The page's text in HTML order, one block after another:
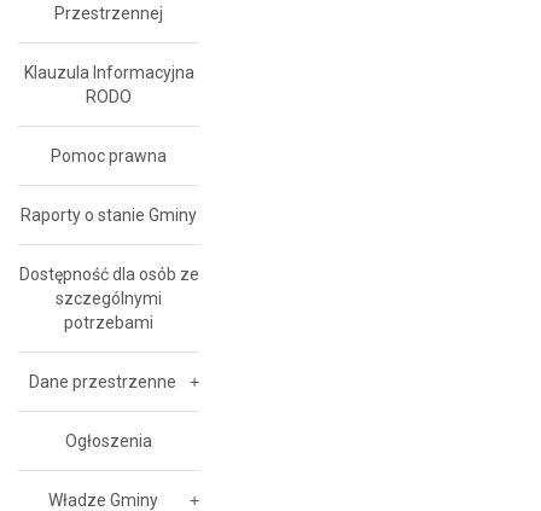
Przestrzennej
Klauzula Informacyjna
RODO
Pomoc prawna
Raporty o stanie Gminy
Dostępność dla osób ze
szczególnymi
potrzebami
Dane przestrzenne
Ogłoszenia
Władze Gminy